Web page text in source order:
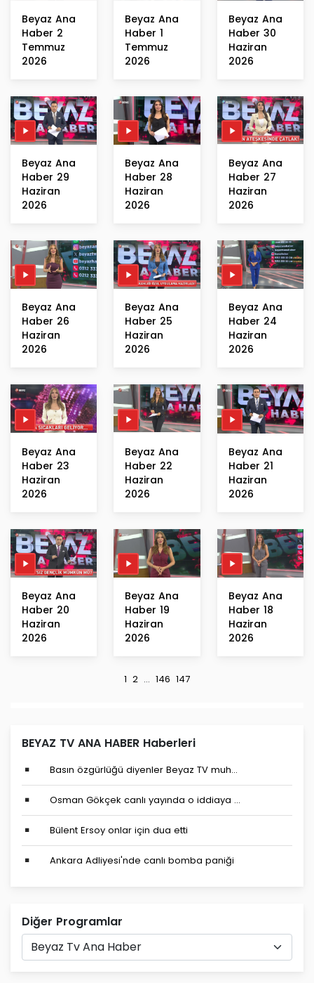
Beyaz Ana
Haber 2
Temmuz
2026
Beyaz Ana
Haber 1
Temmuz
2026
Beyaz Ana
Haber 30
Haziran
2026
Beyaz Ana
Haber 29
Haziran
2026
Beyaz Ana
Haber 28
Haziran
2026
Beyaz Ana
Haber 27
Haziran
2026
Beyaz Ana
Haber 26
Haziran
2026
Beyaz Ana
Haber 25
Haziran
2026
Beyaz Ana
Haber 24
Haziran
2026
Beyaz Ana
Haber 23
Haziran
2026
Beyaz Ana
Haber 22
Haziran
2026
Beyaz Ana
Haber 21
Haziran
2026
Beyaz Ana
Haber 20
Haziran
2026
Beyaz Ana
Haber 19
Haziran
2026
Beyaz Ana
Haber 18
Haziran
2026
1 2 ... 146 147
BEYAZ TV ANA HABER Haberleri
Basın özgürlüğü diyenler Beyaz TV muh...
Osman Gökçek canlı yayında o iddiaya ...
Bülent Ersoy onlar için dua etti
Ankara Adliyesi'nde canlı bomba paniği
Diğer Programlar